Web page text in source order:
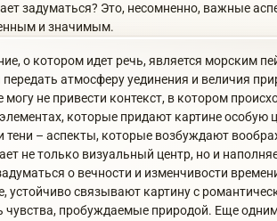
задуматься? Это, несомненно, важные
и значимым.
о котором идет речь, является морским
атмосферу уединения и величия
не привести контекст, в котором
которые придают картине
тени – аспекты, которые возбуждают
не только визуальный центр, но и
о вечности и изменчивости
устойчиво связывают картину с
чувства, пробуждаемые природой. Еще